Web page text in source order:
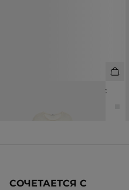
ДЖЕМПЕР АСИММЕТРИЧНЫЙ С
СОЧЕТАЕТСЯ С